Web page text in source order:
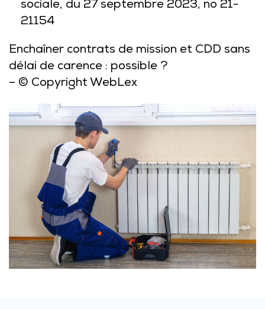
sociale, du 27 septembre 2023, no 21-
21154
Enchaîner contrats de mission et CDD sans
délai de carence : possible ?
– © Copyright WebLex